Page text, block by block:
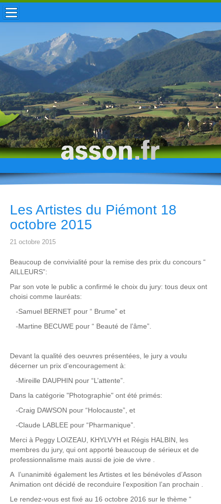
ACCUEIL / INFOS
MUNICIPALITÉ
VIE LOCALE
ENFANCE
TOURISME
HISTOIRE
Les Artistes du Piémont 18
octobre 2015
21 octobre 2015
Beaucoup de convivialité pour la remise des prix du concours “
AILLEURS”:
Par son vote le public a confirmé le choix du jury: tous deux ont
choisi comme lauréats:
-Samuel BERNET pour “ Brume” et
-Martine BECUWE pour “ Beauté de l’âme”.
Devant la qualité des oeuvres présentées, le jury a voulu
décerner un prix d’encouragement à:
-Mireille DAUPHIN pour “L’attente”.
Dans la catégorie "Photographie" ont été primés:
-Craig DAWSON pour “Holocauste”, et
-Claude LABLEE pour “Pharmanique”.
Merci à Peggy LOIZEAU, KHYLVYH et Régis HALBIN, les
membres du jury, qui ont apporté beaucoup de sérieux et de
professionnalisme mais aussi de joie de vivre .
A l’unanimité également les Artistes et les bénévoles d’Asson
Animation ont décidé de reconduire l’exposition l’an prochain .
Le rendez-vous est fixé au 16 octobre 2016 sur le thème “